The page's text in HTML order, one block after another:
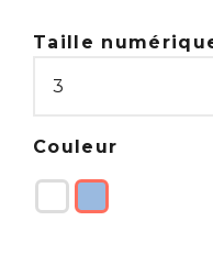
Taille
Couleur